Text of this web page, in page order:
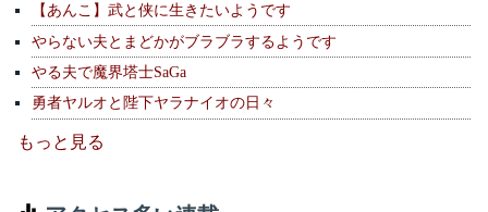
【あんこ】武と侠に生きたいようです
やらない夫とまどかがブラブラするようです
やる夫で魔界塔士SaGa
勇者ヤルオと陛下ヤラナイオの日々
もっと見る